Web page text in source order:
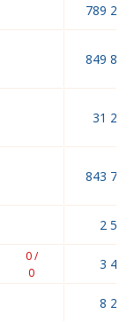
789
849
31
843
2
0 /
0
3
8